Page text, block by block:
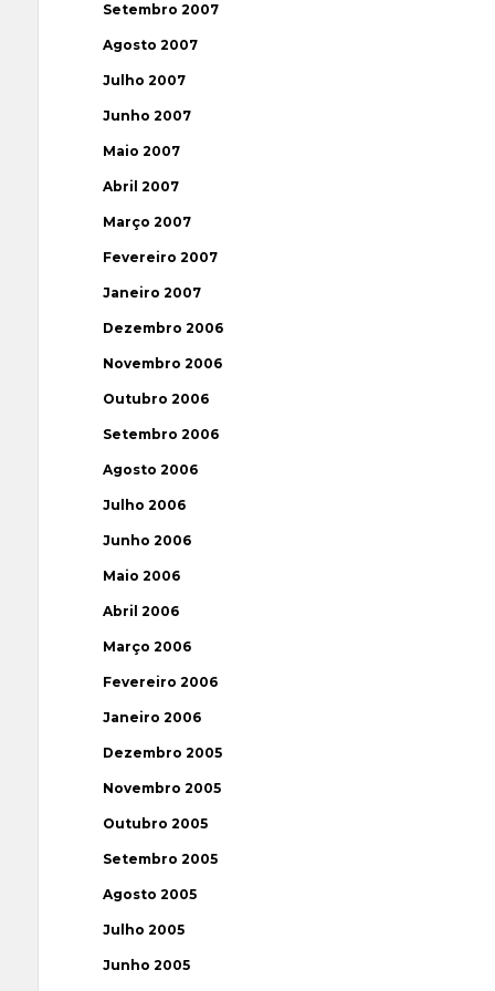
Setembro 2007
Agosto 2007
Julho 2007
Junho 2007
Maio 2007
Abril 2007
Março 2007
Fevereiro 2007
Janeiro 2007
Dezembro 2006
Novembro 2006
Outubro 2006
Setembro 2006
Agosto 2006
Julho 2006
Junho 2006
Maio 2006
Abril 2006
Março 2006
Fevereiro 2006
Janeiro 2006
Dezembro 2005
Novembro 2005
Outubro 2005
Setembro 2005
Agosto 2005
Julho 2005
Junho 2005